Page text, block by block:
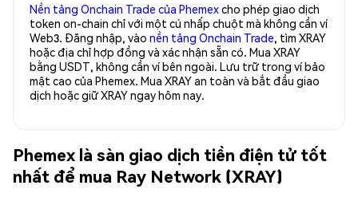
Nền tảng Onchain Trade của Phemexcho phép giao dịch
token on-chain chỉ với một cú nhấp chuột mà không cần ví
Web3. Đăng nhập, vào nền tảng Onchain Trade, tìm XRAY
hoặc địa chỉ hợp đồng và xác nhận sẵn có. Mua XRAY
bằng USDT, không cần ví bên ngoài. Lưu trữ trong ví bảo
mật cao của Phemex. Mua XRAY an toàn và bắt đầu giao
dịch hoặc giữ XRAY ngay hôm nay.
Phemex là sàn giao dịch tiền điện tử tốt
nhất để mua Ray Network (XRAY)